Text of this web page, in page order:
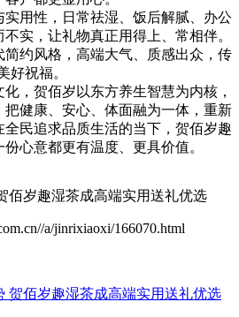
实用性，日常祛湿、饭后解腻、办公
实，让礼物真正用得上、常相伴。
约风格，高端大气、质感出众，传
好祝福。
，贺佰岁以东方养生智慧为内核，
把健康、安心、体面融为一体，重新
民追求品质生活的当下，贺佰岁趣
心意都更有温度、更具价值。
佰岁趣湿茶成高端实用送礼优选
a/jinrixiaoxi/166070.html
贺佰岁趣湿茶成高端实用送礼优选